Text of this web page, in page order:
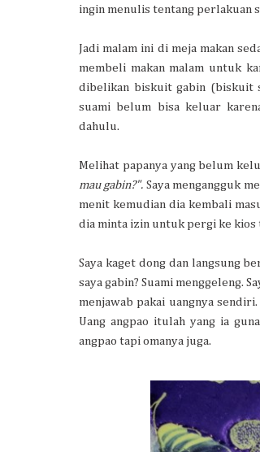
ingin menulis tentang perlakuan
Jadi malam ini di meja makan
membeli makan malam untuk
dibelikan biskuit gabin (biskuit
suami belum bisa keluar
dahulu.
Melihat papanya yang belum
mau gabin?". Saya mengangguk
menit kemudian dia kembali
dia minta izin untuk pergi ke kios
Saya kaget dong dan langsung
saya gabin? Suami menggeleng.
menjawab pakai uangnya
Uang angpao itulah yang ia
angpao tapi omanya juga.